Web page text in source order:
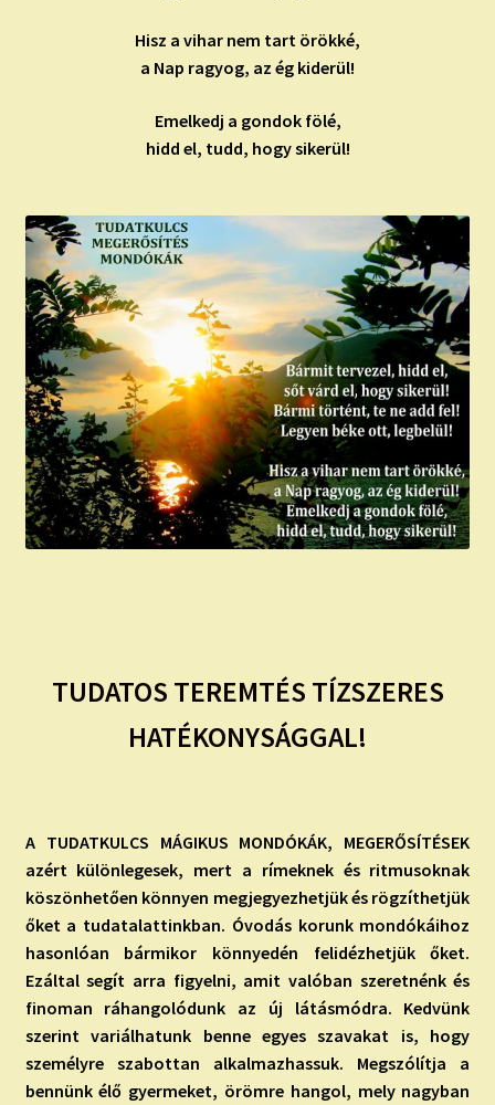
Hisz a vihar nem tart örökké,
a Nap ragyog, az ég kiderül!
Emelkedj a gondok fölé,
hidd el, tudd, hogy sikerül!
TUDATOS TEREMTÉS TÍZSZERES
HATÉKONYSÁGGAL!
A TUDATKULCS MÁGIKUS MONDÓKÁK, MEGERŐSÍTÉSEK
azért különlegesek, mert a rímeknek és ritmusoknak
köszönhetően könnyen megjegyezhetjük és rögzíthetjük
őket a tudatalattinkban. Óvodás korunk mondókáihoz
hasonlóan bármikor könnyedén felidézhetjük őket.
Ezáltal segít arra figyelni, amit valóban szeretnénk és
finoman ráhangolódunk az új látásmódra. Kedvünk
szerint variálhatunk benne egyes szavakat is, hogy
személyre szabottan alkalmazhassuk. Megszólítja a
bennünk élő gyermeket, örömre hangol, mely nagyban